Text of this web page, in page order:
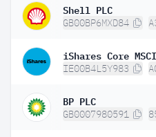
Shell PLC
GB00BP6MXD84
iShares Core
IE00B4L5Y983
BP PLC
GB0007980591